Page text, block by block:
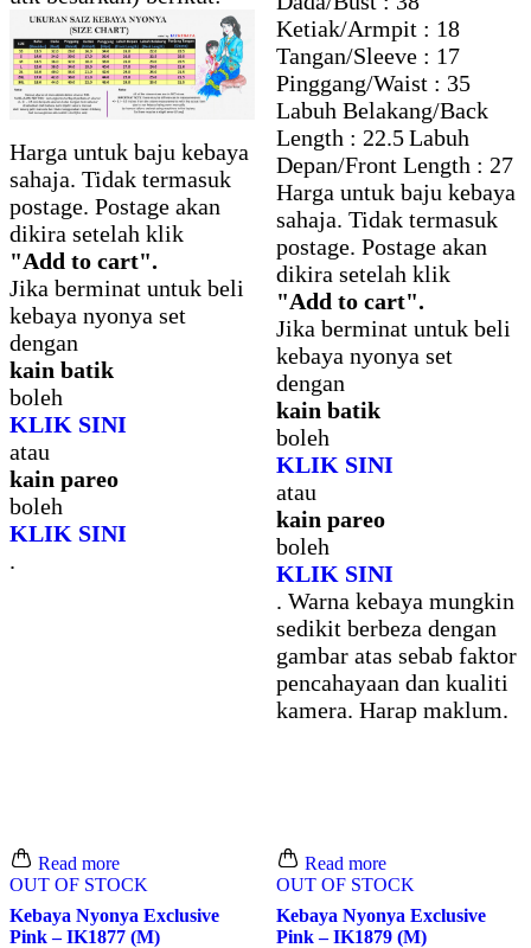
Harga untuk baju kebaya
sahaja. Tidak termasuk
postage. Postage akan
dikira setelah klik
"Add to cart".
Jika berminat untuk beli
kebaya nyonya set
dengan
kain batik
boleh
KLIK SINI
atau
kain pareo
boleh
KLIK SINI
.
Ketiak/Armpit : 18
Tangan/Sleeve : 17
Pinggang/Waist : 35
Labuh Belakang/Back
Length : 22.5Labuh
Depan/Front Length : 27
Harga untuk baju kebaya
sahaja. Tidak termasuk
postage. Postage akan
dikira setelah klik
"Add to cart".
Jika berminat untuk beli
kebaya nyonya set
dengan
kain batik
boleh
KLIK SINI
atau
kain pareo
boleh
KLIK SINI
. Warna kebaya mungkin
sedikit berbeza dengan
gambar atas sebab faktor
pencahayaan dan kualiti
kamera. Harap maklum.
Read more
OUT OF STOCK
Kebaya Nyonya Exclusive
Pink – IK1877 (M)
Read more
OUT OF STOCK
Kebaya Nyonya Exclusive
Pink – IK1879 (M)